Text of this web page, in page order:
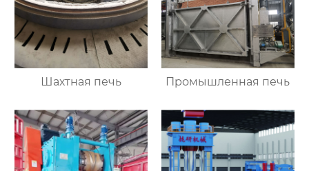
Шахтная печь Промышленная печь